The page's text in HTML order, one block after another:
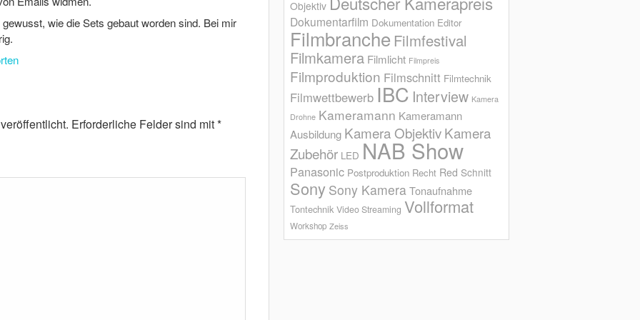
wie die Sets gebaut worden sind. Bei mir
Erforderliche Felder sind mit*
Objektiv
Dokumentarfilm Dokumentation Editor
Filmbranche Filmfestival
Filmkamera Filmlicht Filmpreis
Filmproduktion Filmschnitt Filmtechnik
Filmwettbewerb IBC Interview Kamera
Drohne Kameramann Kameramann
Ausbildung Kamera ObjektivKamera
Zubehör LED NAB Show
Panasonic Postproduktion Recht Red Schnitt
Sony Sony KameraTonaufnahme
Tontechnik Video Streaming Vollformat
Workshop Zeiss